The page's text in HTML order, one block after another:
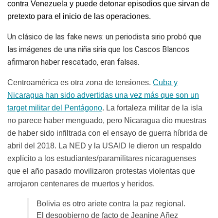
contra Venezuela y puede detonar episodios que sirvan de
pretexto para el inicio de las operaciones.
Un clásico de las fake news: un periodista sirio probó que
las imágenes de una niña siria que los Cascos Blancos
afirmaron haber rescatado, eran falsas.
Centroamérica es otra zona de tensiones. Cuba y
Nicaragua han sido advertidas una vez más que son un
target militar del Pentágono. La fortaleza militar de la isla
no parece haber menguado, pero Nicaragua dio muestras
de haber sido infiltrada con el ensayo de guerra híbrida de
abril del 2018. La NED y la USAID le dieron un respaldo
explícito a los estudiantes/paramilitares nicaraguenses
que el año pasado movilizaron protestas violentas que
arrojaron centenares de muertos y heridos.
Bolivia es otro ariete contra la paz regional.
El desgobierno de facto de Jeanine Añez